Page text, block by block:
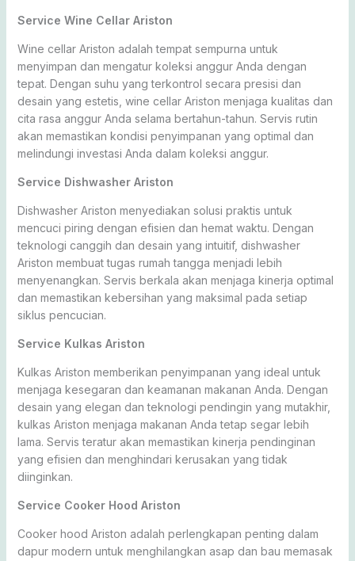
Service Wine Cellar Ariston
Wine cellar Ariston adalah tempat sempurna untuk
menyimpan dan mengatur koleksi anggur Anda dengan
tepat. Dengan suhu yang terkontrol secara presisi dan
desain yang estetis, wine cellar Ariston menjaga kualitas dan
cita rasa anggur Anda selama bertahun-tahun. Servis rutin
akan memastikan kondisi penyimpanan yang optimal dan
melindungi investasi Anda dalam koleksi anggur.
Service Dishwasher Ariston
Dishwasher Ariston menyediakan solusi praktis untuk
mencuci piring dengan efisien dan hemat waktu. Dengan
teknologi canggih dan desain yang intuitif, dishwasher
Ariston membuat tugas rumah tangga menjadi lebih
menyenangkan. Servis berkala akan menjaga kinerja optimal
dan memastikan kebersihan yang maksimal pada setiap
siklus pencucian.
Service Kulkas Ariston
Kulkas Ariston memberikan penyimpanan yang ideal untuk
menjaga kesegaran dan keamanan makanan Anda. Dengan
desain yang elegan dan teknologi pendingin yang mutakhir,
kulkas Ariston menjaga makanan Anda tetap segar lebih
lama. Servis teratur akan memastikan kinerja pendinginan
yang efisien dan menghindari kerusakan yang tidak
diinginkan.
Service Cooker Hood Ariston
Cooker hood Ariston adalah perlengkapan penting dalam
dapur modern untuk menghilangkan asap dan bau memasak